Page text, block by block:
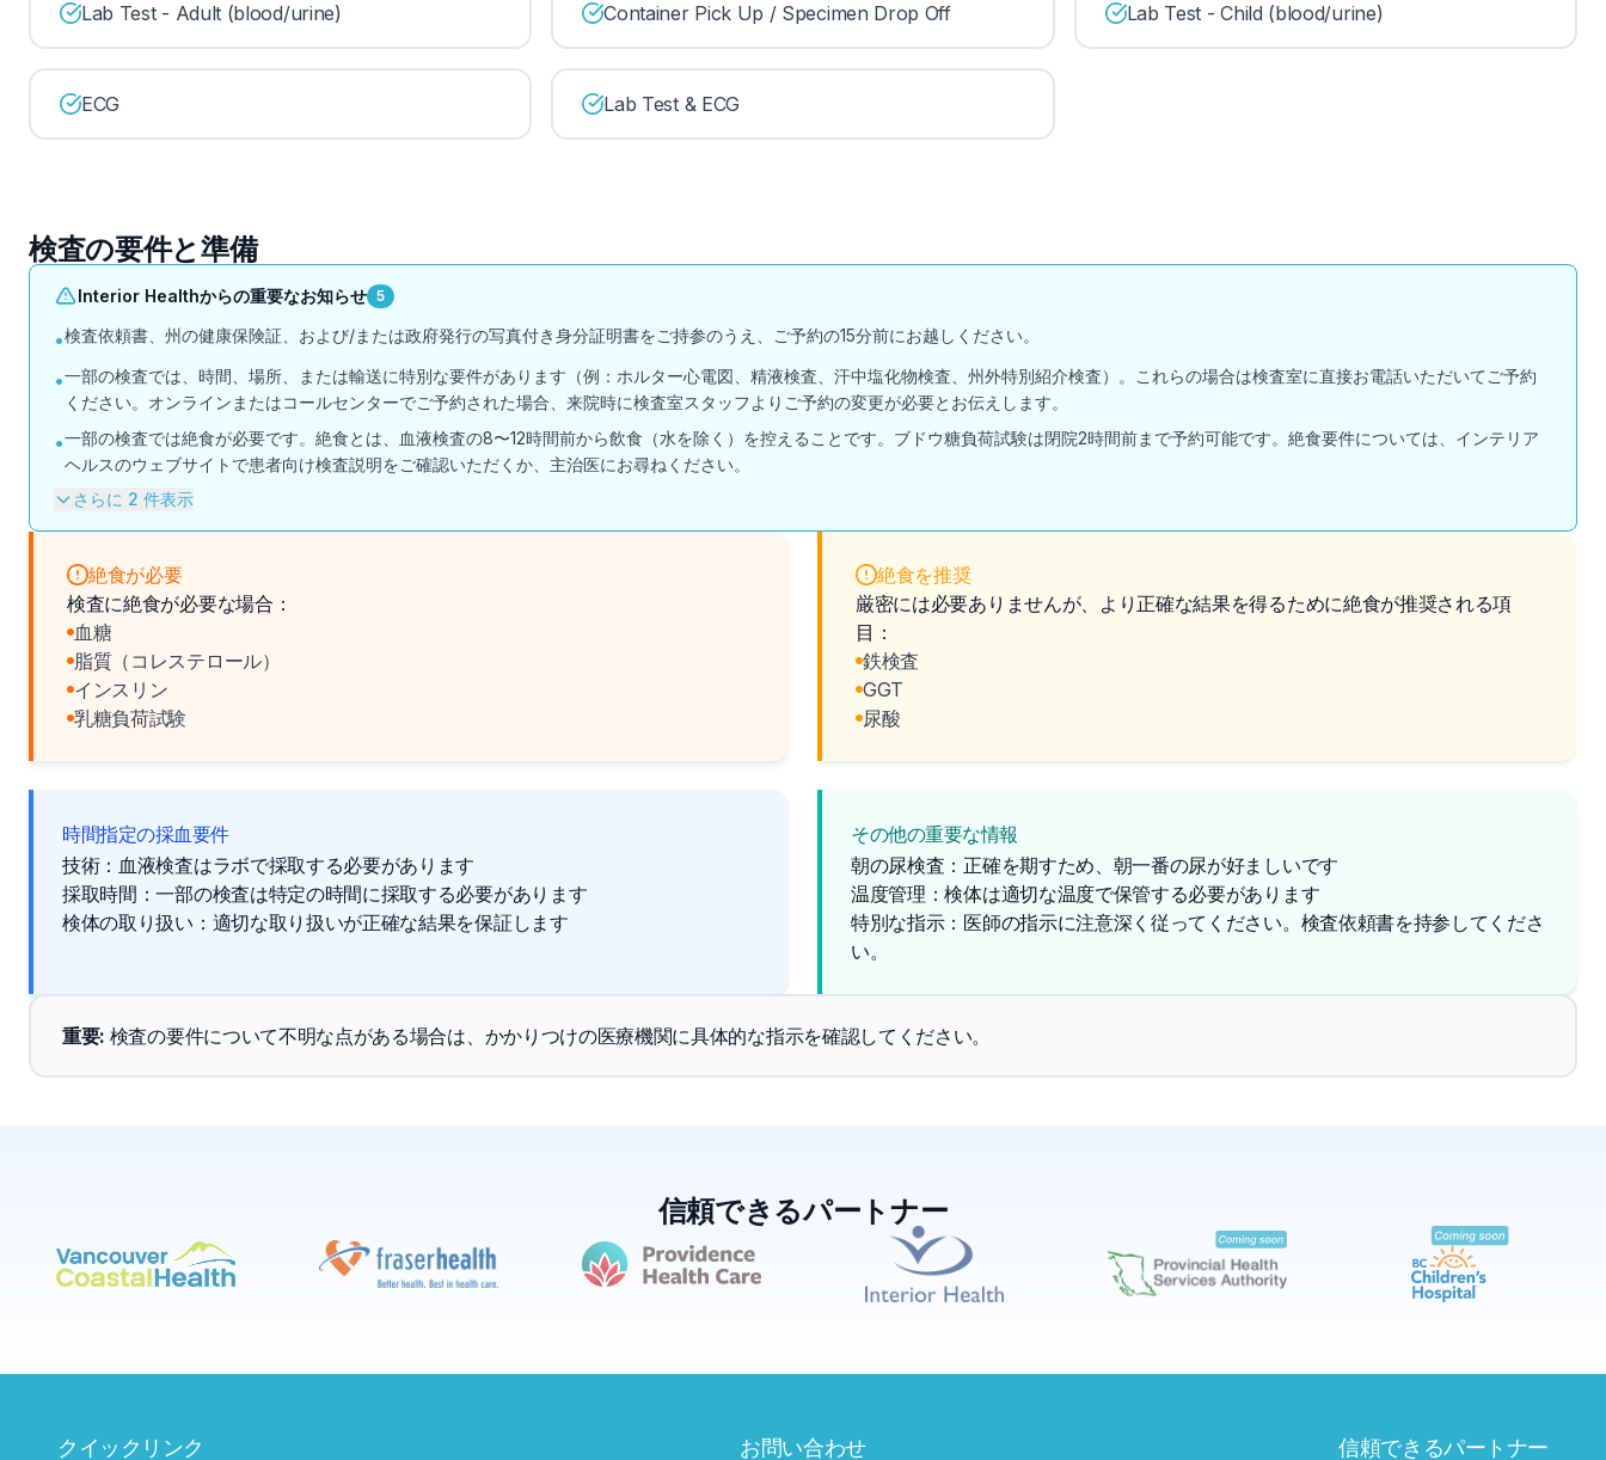
Lab Test - Adult (blood/urine) Container Pick Up / Specimen Drop Off Lab Test - Child (blood/urine)
ECG Lab Test & ECG
検査の要件と準備
Interior Healthからの重要なお知らせ 5
•検査依頼書、州の健康保険証、および/または政府発行の写真付き身分証明書をご持参のうえ、ご予約の15分前にお越しください。
•一部の検査では、時間、場所、または輸送に特別な要件があります（例：ホルター心電図、精液検査、汗中塩化物検査、州外特別紹介検査）。これらの場合は検査室に直接お電話いただいてご予約
ください。オンラインまたはコールセンターでご予約された場合、来院時に検査室スタッフよりご予約の変更が必要とお伝えします。
•一部の検査では絶食が必要です。絶食とは、血液検査の8〜12時間前から飲食（水を除く）を控えることです。ブドウ糖負荷試験は閉院2時間前まで予約可能です。絶食要件については、インテリア
ヘルスのウェブサイトで患者向け検査説明をご確認いただくか、主治医にお尋ねください。
さらに 2 件表示
絶食が必要
検査に絶食が必要な場合：
血糖
脂質（コレステロール）
インスリン
乳糖負荷試験
絶食を推奨
厳密には必要ありませんが、より正確な結果を得るために絶食が推奨される項
目：
鉄検査
GGT
尿酸
時間指定の採血要件
技術：血液検査はラボで採取する必要があります
採取時間：一部の検査は特定の時間に採取する必要があります
検体の取り扱い：適切な取り扱いが正確な結果を保証します
その他の重要な情報
朝の尿検査：正確を期すため、朝一番の尿が好ましいです
温度管理：検体は適切な温度で保管する必要があります
特別な指示：医師の指示に注意深く従ってください。検査依頼書を持参してくださ
い。
重要: 検査の要件について不明な点がある場合は、かかりつけの医療機関に具体的な指示を確認してください。
信頼できるパートナー
クイックリンク お問い合わせ 信頼できるパートナー